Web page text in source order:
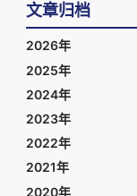
文章归档
2026年
2025年
2024年
2023年
2022年
2021年
2020年